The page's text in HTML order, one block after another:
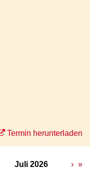
Termin herunterladen
Juli 2026
› »